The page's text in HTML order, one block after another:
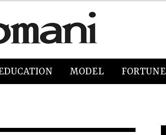
MODEL FORTUNE